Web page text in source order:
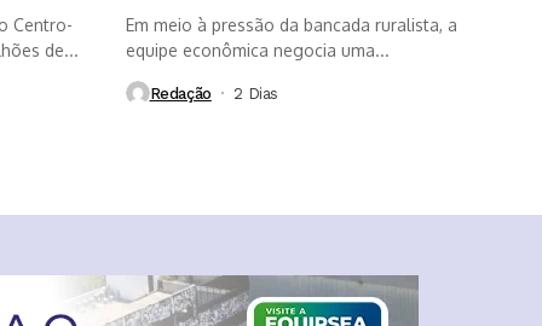
Centro-
de...
Em meio à pressão da bancada ruralista, a
equipe econômica negocia uma...
Redação 2 Dias ⁮